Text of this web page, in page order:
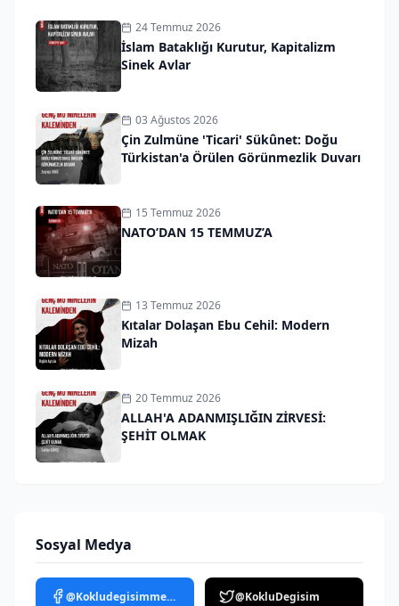
24 Temmuz 2026
İslam Bataklığı Kurutur, Kapitalizm
Sinek Avlar
03 Ağustos 2026
Çin Zulmüne 'Ticari' Sükûnet: Doğu
Türkistan'a Örülen Görünmezlik Duvarı
15 Temmuz 2026
NATO’DAN 15 TEMMUZ’A
13 Temmuz 2026
Kıtalar Dolaşan Ebu Cehil: Modern
Mizah
20 Temmuz 2026
ALLAH'A ADANMIŞLIĞIN ZİRVESİ:
ŞEHİT OLMAK
Sosyal Medya
@Kokludegisimmedya @KokluDegisim